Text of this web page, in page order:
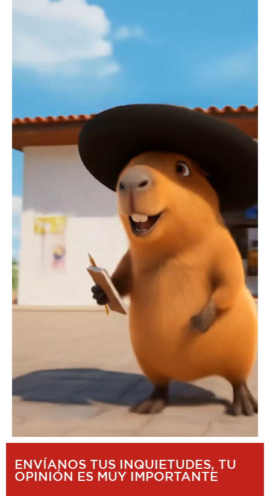
ENVÍANOS TUS INQUIETUDES, TU
OPINIÓN ES MUY IMPORTANTE